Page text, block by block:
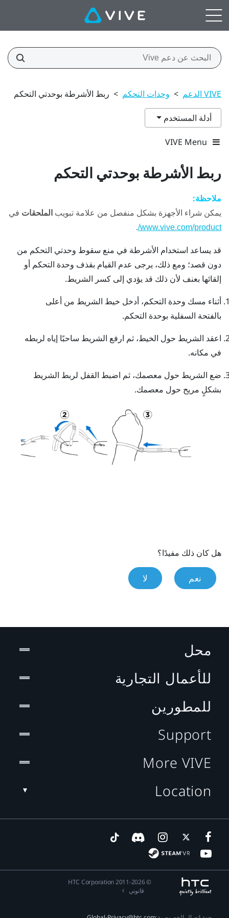
VIVE الدعم > وحدات التحكم > ربط الأشرطة بوحدتي التحكم
أدلة المستخدم
VIVE Menu
ربط الأشرطة بوحدتي التحكم
ملاحظة:
يمكن شراء الأجهزة بشكل منفصل من علامة تبويب الملحقات في
www.vive.com/product/
.
قد يساعد استخدام الأشرطة في منع سقوط وحدتي التحكم من
دون قصد؛ ومع ذلك، يرجى عدم القيام بقذف وحدة التحكم أو
إلقائها بعنف لأن ذلك قد يؤدي إلى كسر الشريط.
أثناء مسك وحدة التحكم، أدخل خيط الشريط من أعلى
بالفتحة السفلية بوحدة التحكم.
اعقد الشريط حول الخيط، ثم ارفع الشريط ساحبًا إياه لربطه
في مكانه.
ضع الشريط حول معصمك، ثم اضبط القفل لربط الشريط
بشكلٍ مريح حول معصمك.
هل كان ذلك مفيدًا؟
نعم لا
محل
للأعمال التجارية
للمطورين
Support
More VIVE
Location
© 2011-2026 HTC Corporation
قانوني